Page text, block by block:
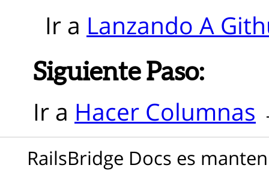
Ir a Lanzando A
Siguiente Paso:
Ir a Hacer Columnas
RailsBridge Docs es